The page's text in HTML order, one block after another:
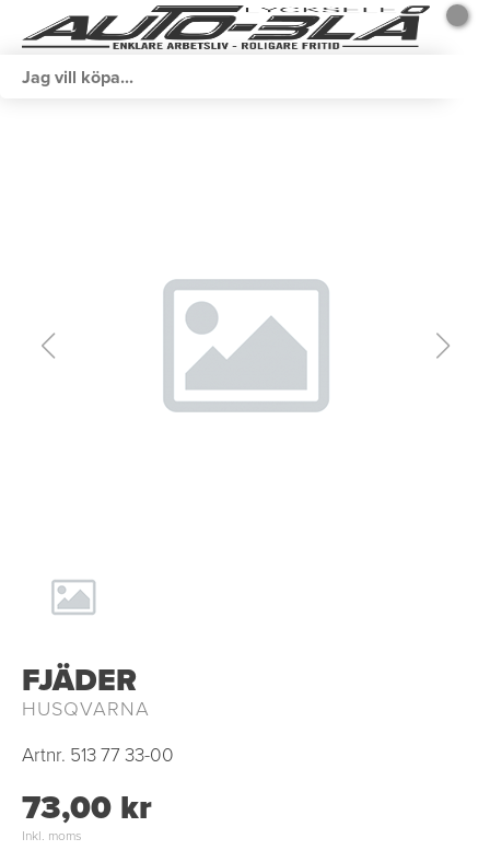
FJÄDER
HUSQVARNA
Artnr. 513 77 33-00
73,00 kr
Inkl. moms